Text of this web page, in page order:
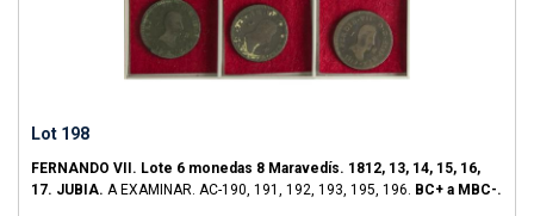
Lot 198
FERNANDO VII. Lote 6 monedas 8 Maravedís. 1812, 13, 14, 15, 16,
17. JUBIA. A EXAMINAR. AC-190, 191, 192, 193, 195, 196. BC+ a MBC-.